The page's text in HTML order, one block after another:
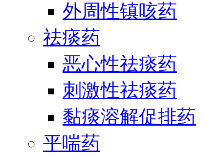
外周性镇咳药
祛痰药
恶心性祛痰药
刺激性祛痰药
黏痰溶解促排药
平喘药